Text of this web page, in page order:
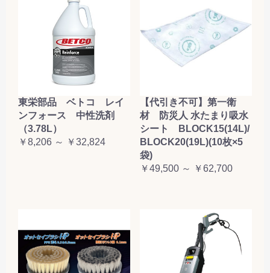
東栄部品 ベトコ レイ
ンフォース 中性洗剤
（3.78L）
￥8,206 ～ ￥32,824
【代引き不可】第一衛
材 防災人 水たまり吸水
シート BLOCK15(14L)/
BLOCK20(19L)(10枚×5
袋)
￥49,500 ～ ￥62,700